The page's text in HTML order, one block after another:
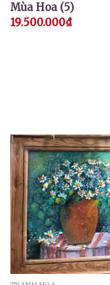
Mùa Hoa (5)
19.500.000₫